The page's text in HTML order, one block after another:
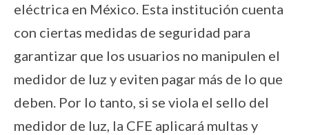
eléctrica en México. Esta institución cuenta
con ciertas medidas de seguridad para
garantizar que los usuarios no manipulen el
medidor de luz y eviten pagar más de lo que
deben. Por lo tanto, si se viola el sello del
medidor de luz, la CFE aplicará multas y